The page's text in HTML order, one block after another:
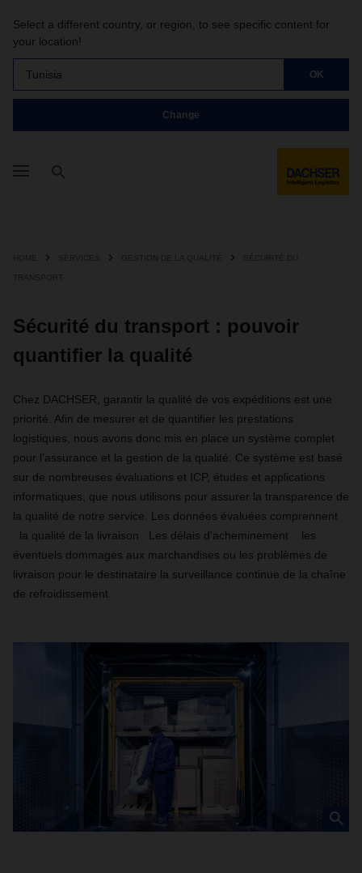
Select a different country, or region, to see specific content for
your location!
Tunisia OK
Change
HOME SERVICES GESTION DE LA QUALITÉ SÉCURITÉ DU
TRANSPORT
Sécurité du transport : pouvoir
quantifier la qualité
Chez DACHSER, garantir la qualité de vos expéditions est une
priorité. Afin de mesurer et de quantifier les prestations
logistiques, nous avons donc mis en place un système complet
pour l’assurance et la gestion de la qualité. Ce système est basé
sur de nombreuses évaluations et ICP, études et applications
informatiques, que nous utilisons pour assurer la transparence de
la qualité de notre service. Les données évaluées comprennent
la qualité de la livraison Les délais d'acheminement les
éventuels dommages aux marchandises ou les problèmes de
livraison pour le destinataire la surveillance continue de la chaîne
de refroidissement.